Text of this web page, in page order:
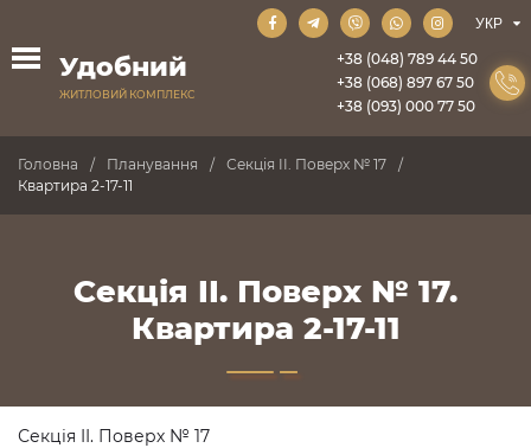
Удобний
ЖИТЛОВИЙ КОМПЛЕКС
+38 (048) 789 44 50
+38 (068) 897 67 50
+38 (093) 000 77 50
Головна Планування
Секція II. Поверх № 17
Квартира 2-17-11
Секція II. Поверх № 17.
Квартира 2-17-11
Секція II. Поверх № 17